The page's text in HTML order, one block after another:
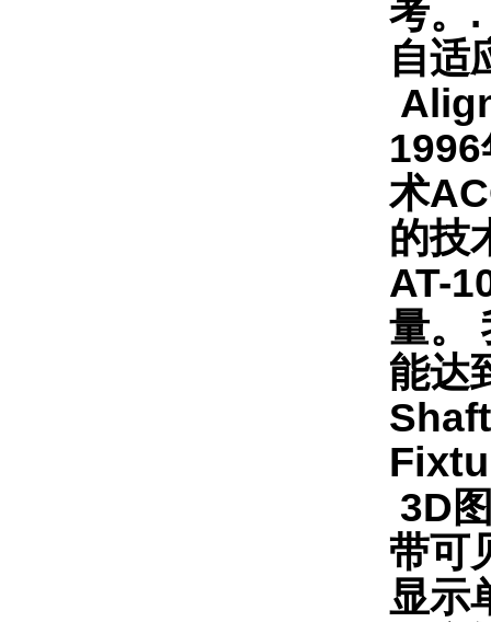
考。.
自适
术
的技
AT-
量。
能达
3D
带可
显示